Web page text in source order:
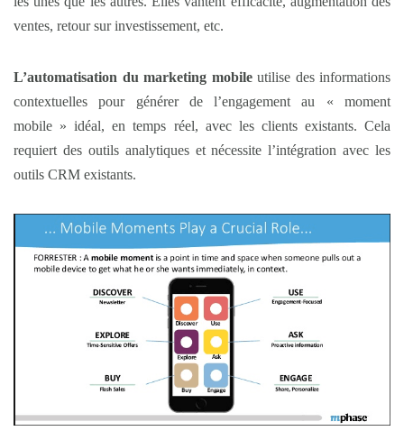
ventes, retour sur investissement, etc.
L’automatisation du marketing mobile utilise des informations
contextuelles pour générer de l’engagement au « moment
mobile » idéal, en temps réel, avec les clients existants. Cela
requiert des outils analytiques et nécessite l’intégration avec les
outils CRM existants.